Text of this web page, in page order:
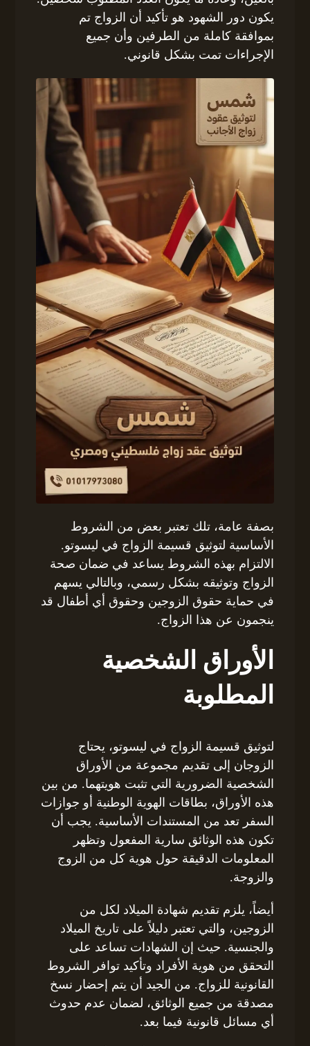
يكون دور الشهود هو تأكيد أن الزواج تم
بموافقة كاملة من الطرفين وأن جميع
الإجراءات تمت بشكل قانوني.
بصفة عامة، تلك تعتبر بعض من الشروط
الأساسية لتوثيق قسيمة الزواج في ليسوتو.
الالتزام بهذه الشروط يساعد في ضمان صحة
الزواج وتوثيقه بشكل رسمي، وبالتالي يسهم
في حماية حقوق الزوجين وحقوق أي أطفال قد
ينجمون عن هذا الزواج.
الأوراق الشخصية
المطلوبة
لتوثيق قسيمة الزواج في ليسوتو، يحتاج
الزوجان إلى تقديم مجموعة من الأوراق
الشخصية الضرورية التي تثبت هويتهما. من بين
هذه الأوراق، بطاقات الهوية الوطنية أو جوازات
السفر تعد من المستندات الأساسية. يجب أن
تكون هذه الوثائق سارية المفعول وتظهر
المعلومات الدقيقة حول هوية كل من الزوج
والزوجة.
أيضاً، يلزم تقديم شهادة الميلاد لكل من
الزوجين، والتي تعتبر دليلاً على تاريخ الميلاد
والجنسية. حيث إن الشهادات تساعد على
التحقق من هوية الأفراد وتأكيد توافر الشروط
القانونية للزواج. من الجيد أن يتم إحضار نسخ
مصدقة من جميع الوثائق، لضمان عدم حدوث
أي مسائل قانونية فيما بعد.